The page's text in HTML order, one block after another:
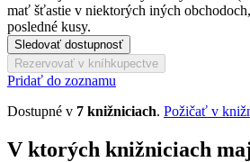
mať šťastie v niektorých iných
posledné kusy.
Sledovať dostupnosť
Rezervovať v kníhkupectve
Pridať do zoznamu
Dostupné v 7 knižniciach. Požičať v
V ktorých knižniciach